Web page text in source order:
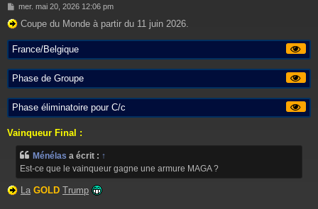
M
s
a
g
e
mer. mai 20, 2026 12:06 pm
Coupe du Monde à partir du 11 juin 2026.
France/Belgique
Phase de Groupe
Phase éliminatoire pour C/c
Vainqueur Final :
Ménélas a écrit : ↑
Est-ce que le vainqueur gagne une armure MAGA ?
La GOLD Trump